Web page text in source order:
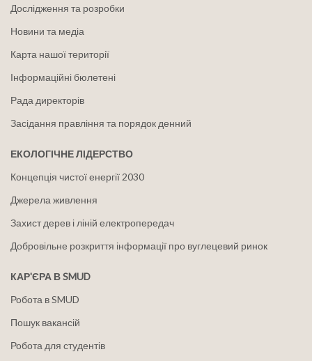
Дослідження та розробки
Новини та медіа
Карта нашої території
Інформаційні бюлетені
Рада директорів
Засідання правління та порядок денний
ЕКОЛОГІЧНЕ ЛІДЕРСТВО
Концепція чистої енергії 2030
Джерела живлення
Захист дерев і ліній електропередач
Добровільне розкриття інформації про вуглецевий ринок
КАР'ЄРА В SMUD
Робота в SMUD
Пошук вакансій
Робота для студентів